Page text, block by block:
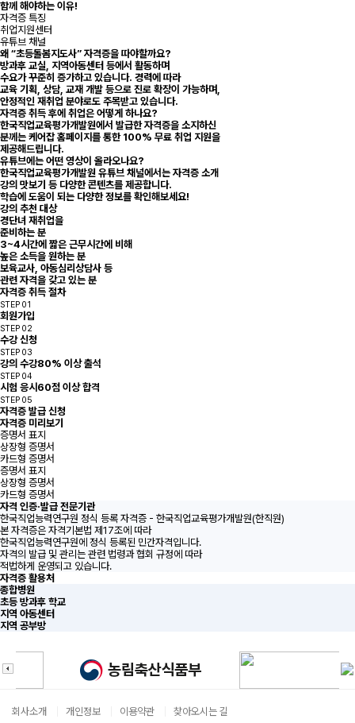
함께 해야하는 이유!
자격증 특징
취업지원센터
유튜브 채널
왜 “초등돌봄지도사” 자격증을 따야할까요?
방과후 교실, 지역아동센터 등에서 활동하며
수요가 꾸준히 증가하고 있습니다. 경력에 따라
교육 기획, 상담, 교재 개발 등으로 진로 확장이 가능하며,
안정적인 재취업 분야로도 주목받고 있습니다.
자격증 취득 후에 취업은 어떻게 하나요?
한국직업교육평가개발원에서 발급한 자격증을 소지하신
분께는 케어잡 홈페이지를 통한 100% 무료 취업 지원을
제공해드립니다.
유튜브에는 어떤 영상이 올라오나요?
한국직업교육평가개발원 유튜브 채널에서는 자격증 소개
강의 맛보기 등 다양한 콘텐츠를 제공합니다.
학습에 도움이 되는 다양한 정보를 확인해보세요!
강의 추천 대상
경단녀 재취업을
준비하는 분
3~4시간에 짧은 근무시간에 비해
높은 소득을 원하는 분
보육교사, 아동심리상담사 등
관련 자격을 갖고 있는 분
자격증 취득 절차
STEP 01
회원가입
STEP 02
수강 신청
STEP 03
강의 수강80% 이상 출석
STEP 04
시험 응시 60점 이상 합격
STEP 05
자격증 발급 신청
자격증 미리보기
증명서 표지
상장형 증명서
카드형 증명서
증명서 표지
상장형 증명서
카드형 증명서
자격 인증·발급 전문기관
한국직업능력연구원 정식 등록 자격증 - 한국직업교육평가개발원(한직원)
본 자격증은 자격기본법 제17조에 따라
한국직업능력연구원에 정식 등록된 민간자격입니다.
자격의 발급 및 관리는 관련 법령과 협회 규정에 따라
적법하게 운영되고 있습니다.
자격증 활용처
종합병원
초등 방과후 학교
지역 아동센터
지역 공부방
회사소개 개인정보 이용약관 찾아오시는 길